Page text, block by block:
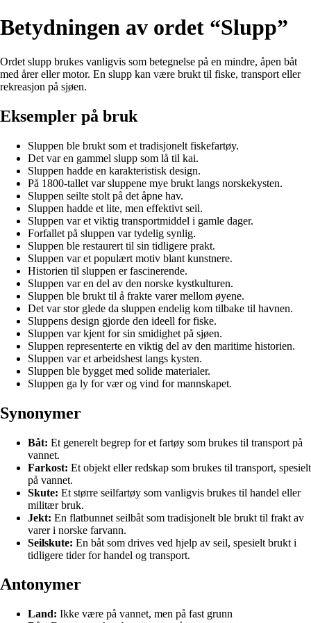
Betydningen av ordet “Slupp”
Ordet slupp brukes vanligvis som betegnelse på en mindre, åpen båt
med årer eller motor. En slupp kan være brukt til fiske, transport eller
rekreasjon på sjøen.
Eksempler på bruk
Sluppen ble brukt som et tradisjonelt fiskefartøy.
Det var en gammel slupp som lå til kai.
Sluppen hadde en karakteristisk design.
På 1800-tallet var sluppene mye brukt langs norskekysten.
Sluppen seilte stolt på det åpne hav.
Sluppen hadde et lite, men effektivt seil.
Sluppen var et viktig transportmiddel i gamle dager.
Forfallet på sluppen var tydelig synlig.
Sluppen ble restaurert til sin tidligere prakt.
Sluppen var et populært motiv blant kunstnere.
Historien til sluppen er fascinerende.
Sluppen var en del av den norske kystkulturen.
Sluppen ble brukt til å frakte varer mellom øyene.
Det var stor glede da sluppen endelig kom tilbake til havnen.
Sluppens design gjorde den ideell for fiske.
Sluppen var kjent for sin smidighet på sjøen.
Sluppen representerte en viktig del av den maritime historien.
Sluppen var et arbeidshest langs kysten.
Sluppen ble bygget med solide materialer.
Sluppen ga ly for vær og vind for mannskapet.
Synonymer
Båt: Et generelt begrep for et fartøy som brukes til transport på
vannet.
Farkost: Et objekt eller redskap som brukes til transport, spesielt
på vannet.
Skute: Et større seilfartøy som vanligvis brukes til handel eller
militær bruk.
Jekt: En flatbunnet seilbåt som tradisjonelt ble brukt til frakt av
varer i norske farvann.
Seilskute: En båt som drives ved hjelp av seil, spesielt brukt i
tidligere tider for handel og transport.
Antonymer
Land: Ikke være på vannet, men på fast grunn